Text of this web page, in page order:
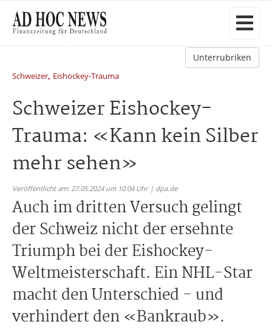
Unterrubriken
Schweizer, Eishockey-Trauma
Schweizer Eishockey-
Trauma: «Kann kein Silber
mehr sehen»
Veröffentlicht am: 27.05.2024 um 10:04 Uhr | dpa.de
Auch im dritten Versuch gelingt
der Schweiz nicht der ersehnte
Triumph bei der Eishockey-
Weltmeisterschaft. Ein NHL-Star
macht den Unterschied - und
verhindert den «Bankraub».